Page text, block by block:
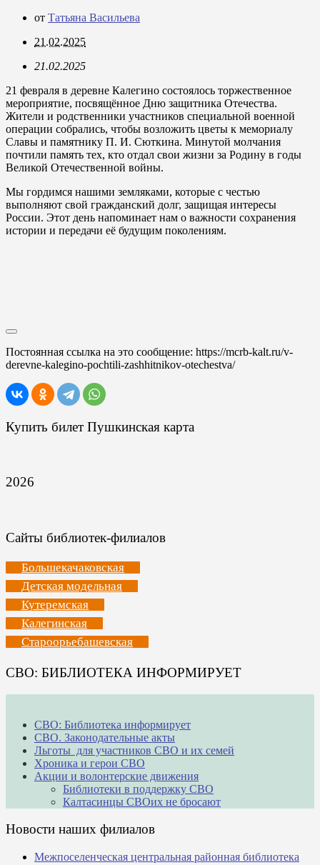
от Татьяна Васильева
21.02.2025
21.02.2025
21 февраля в деревне Калегино состоялось торжественное
мероприятие, посвящённое Дню защитника Отечества.
Жители и родственники участников специальной военной
операции собрались, чтобы возложить цветы к мемориалу
Славы и памятнику П. И. Сюткина. Минутой молчания
почтили память тех, кто отдал свои жизни за Родину в годы
Великой Отечественной войны.
Мы гордимся нашими земляками, которые с честью
выполняют свой гражданский долг, защищая интересы
России. Этот день напоминает нам о важности сохранения
истории и передачи её будущим поколениям.
Постоянная ссылка на это сообщение: https://mcrb-kalt.ru/v-
derevne-kalegino-pochtili-zashhitnikov-otechestva/
Купить билет Пушкинская карта
2026
Сайты библиотек-филиалов
Большекачаковская
Детская модельная
Кутеремская
Калегинская
Староорьебашевская
СВО: БИБЛИОТЕКА ИНФОРМИРУЕТ
СВО: Библиотека информирует
СВО. Законодательные акты
Льготы для участников СВО и их семей
Хроника и герои СВО
Акции и волонтерские движения
Библиотеки в поддержку СВО
Калтасинцы СВОих не бросают
Новости наших филиалов
Межпоселенческая центральная районная библиотека